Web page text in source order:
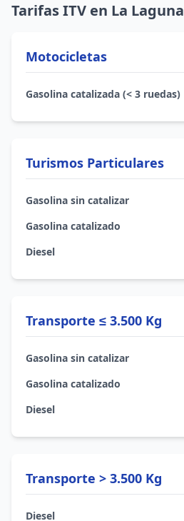
Tarifas ITV en La Laguna
Motocicletas
Gasolina catalizada (< 3 ruedas)
Turismos Particulares
Gasolina sin catalizar
Gasolina catalizado
Diesel
Transporte ≤ 3.500 Kg
Gasolina sin catalizar
Gasolina catalizado
Diesel
Transporte > 3.500 Kg
Diesel